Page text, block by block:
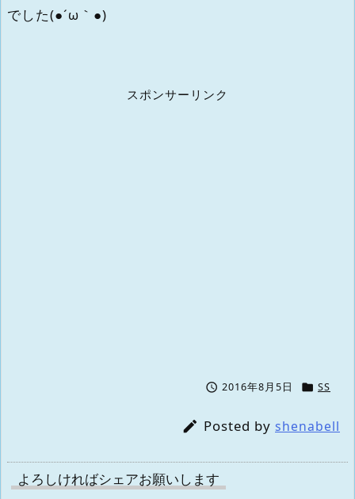
でした(●´ω｀●)
スポンサーリンク
 2016年8月5日  SS
 Posted by shenabell
よろしければシェアお願いします